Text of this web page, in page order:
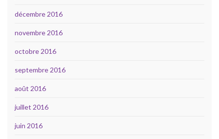
décembre 2016
novembre 2016
octobre 2016
septembre 2016
août 2016
juillet 2016
juin 2016